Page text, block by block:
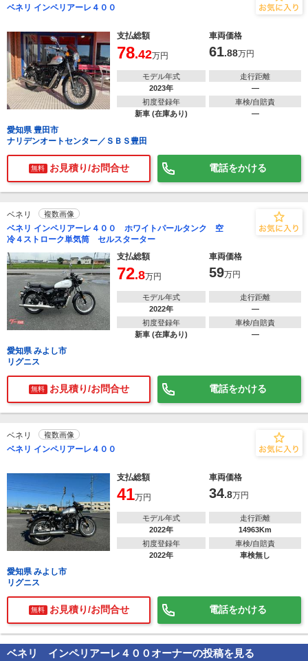
ベネリ インペリアーレ４００
支払総額 車両価格
78.42万円 61.88万円
モデル年式
2023年
走行距離
―
初度登録年
新車 (在庫あり)
車検/自賠責
―
愛知県 豊田市
ナリデンオートセンター／ＳＢＳ豊田
無料 お見積り/お問合せ 電話をかける
ベネリ 複数画像
ベネリ インペリアーレ４００ ホワイトパールタンク 空
冷４ストローク単気筒 セルスターター
支払総額
車両価格
72.8万円 59万円
モデル年式
2022年
走行距離
―
初度登録年
新車 (在庫あり)
車検/自賠責
―
愛知県 みよし市
リグニス
無料 お見積り/お問合せ 電話をかける
ベネリ 複数画像
ベネリ インペリアーレ４００
支払総額 車両価格
41万円 34.8万円
モデル年式
2022年
走行距離
14963Km
初度登録年
2022年
車検/自賠責
車検無し
愛知県 みよし市
リグニス
無料 お見積り/お問合せ 電話をかける
ベネリ インペリアーレ４００ オーナーの投稿を見る